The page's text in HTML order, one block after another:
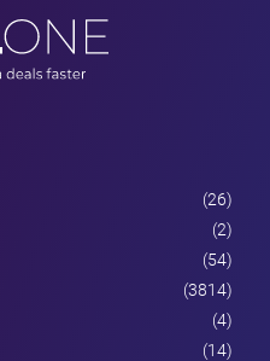
(26)
(2)
(54)
(3814)
(4)
(14)